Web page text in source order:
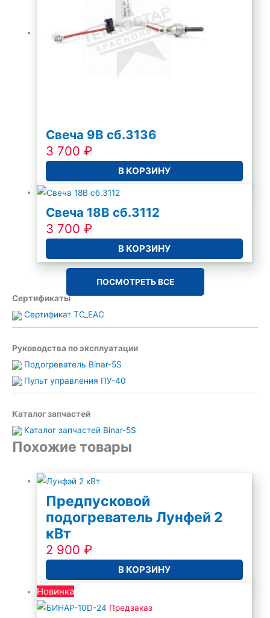
Свеча 9В сб.3136
3 700₽
В КОРЗИНУ
Свеча 18В сб.3112
3 700₽
В КОРЗИНУ
ПОСМОТРЕТЬ ВСЕ
Сертификаты
Сертификат TC_EAC
Руководства по эксплуатации
Подогреватель Binar-5S
Пульт управления ПУ-40
Каталог запчастей
Каталог запчастей Binar-5S
Похожие товары
Предпусковой
подогреватель Лунфей 2
кВт
2 900₽
В КОРЗИНУ
Новинка
Предзаказ